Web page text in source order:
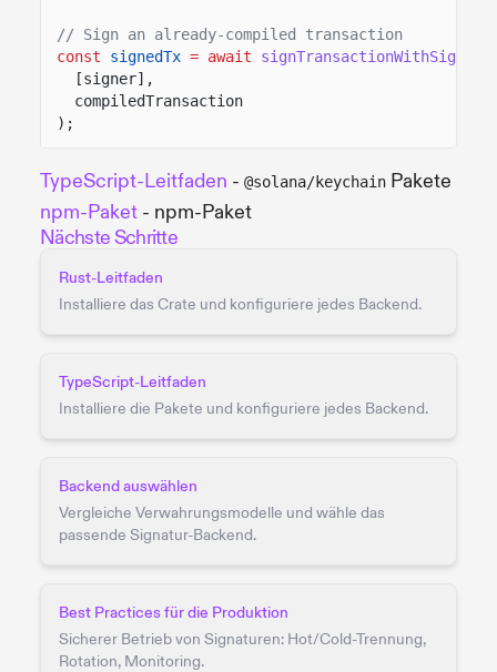
// Sign an already-compiled transaction
const
signedTx = await signTransactionWithSigners
[signer],
compiledTransaction
);
TypeScript-Leitfaden - @solana/keychain Pakete
npm-Paket - npm-Paket
Nächste Schritte
Rust-Leitfaden
Installiere das Crate und konfiguriere jedes Backend.
TypeScript-Leitfaden
Installiere die Pakete und konfiguriere jedes Backend.
Backend auswählen
Vergleiche Verwahrungsmodelle und wähle das
passende Signatur-Backend.
Best Practices für die Produktion
Sicherer Betrieb von Signaturen: Hot/Cold-Trennung,
Rotation, Monitoring.